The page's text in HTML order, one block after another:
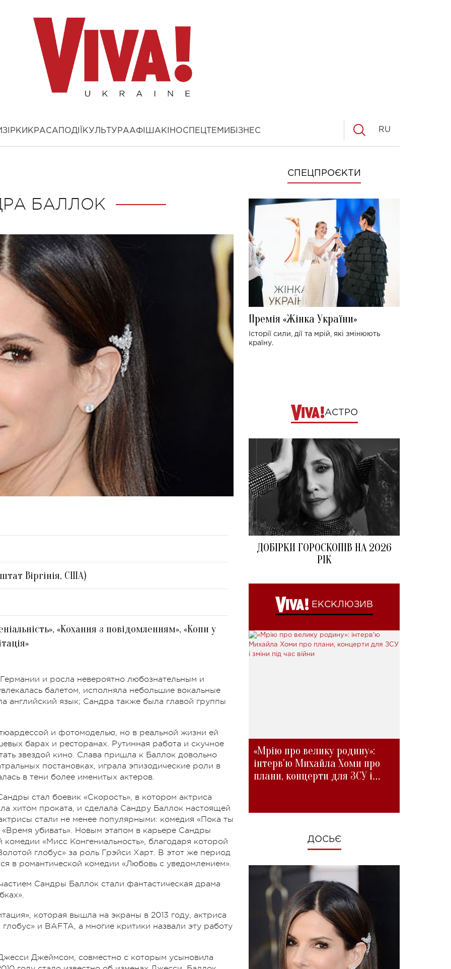
ЗІРКИ КРАСА ПОДІЇ КУЛЬТУРААФІША КІНОСПЕЦТЕМИ БІЗНЕС RU
БАЛЛОК
Віргінія, США)
«Кохання з повідомленням», «Копи у
и росла невероятно любознательным и
балетом, исполняла небольшие вокальные
английский язык; Сандра также была главой группы
и фотомоделью, но в реальной жизни ей
барах и ресторанах. Рутинная работа и скучное
звездой кино. Слава пришла к Баллок довольно
постановках, играла эпизодические роли в
в тени более именитых актеров.
стал боевик «Скорость», в котором актриса
хитом проката, и сделала Сандру Баллок настоящей
стали не менее популярными: комедия «Пока ты
убивать». Новым этапом в карьере Сандры
«Мисс Конгениальность», благодаря которой
глобус» за роль Грэйси Харт. В этот же период
в романтической комедии «Любовь с уведомлением».
Сандры Баллок стали фантастическая драма
которая вышла на экраны в 2013 году, актриса
и BAFTA, а многие критики назвали эту работу
Джеймсом, совместно с которым усыновила
СПЕЦПРОЄКТИ
Премія «Жінка України»
Історії сили, дії та мрій, які змінюють
країну.
АСТРО
ДОБІРКИ ГОРОСКОПІВ НА 2026
РІК
ЕКСКЛЮЗИВ
«Мрію про велику родину»:
інтерв'ю Михайла Хоми про
плани, концерти для ЗСУ і
ДОСЬЄ